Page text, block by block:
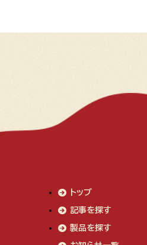
トップ
記事を探す
製品を探す